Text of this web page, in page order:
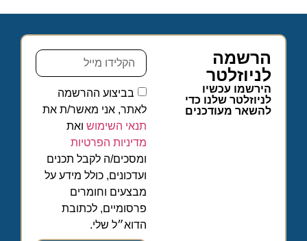
הרשמה
לניוזלטר
הירשמו עכשיו
לניוזלטר שלנו כדי
להשאר מעודכנים
בביצוע ההרשמה
לאתר, אני מאשר/ת את
תנאי השימוש ואת
מדיניות הפרטיות
ומסכים/ה לקבל תכנים
ועדכונים, כולל מידע על
מבצעים וחומרים
פרסומיים, לכתובת
הדוא״ל שלי.